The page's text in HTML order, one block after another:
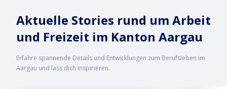
Aktuelle Stories rund um Arbeit
und Freizeit im Kanton Aargau
Erfahre spannende Details und Entwicklungen zum Berufsleben im
Aargau und lass dich inspirieren.